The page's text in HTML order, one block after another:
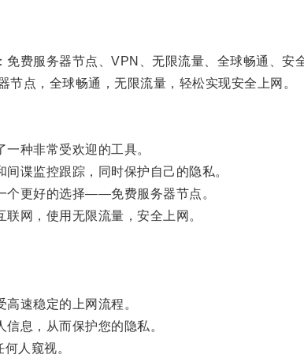
服务器节点、VPN、无限流量、全球畅通、安
点，全球畅通，无限流量，轻松实现安全上网。
种非常受欢迎的工具。
谍监控跟踪，同时保护自己的隐私。
更好的选择——免费服务器节点。
网，使用无限流量，安全上网。
速稳定的上网流程。
息，从而保护您的隐私。
人窥视。